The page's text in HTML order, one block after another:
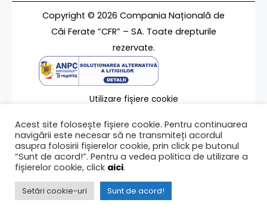
Copyright © 2026 Compania Națională de
Căi Ferate ”CFR” – SA. Toate drepturile
rezervate.
Utilizare fișiere cookie
Contact
Ultima modificare a paginii 03/07/2024
Acest site folosește fișiere cookie. Pentru continuarea
navigării este necesar să ne transmiteți acordul
asupra folosirii fișierelor cookie, prin click pe butonul
“Sunt de acord!”. Pentru a vedea politica de utilizare a
fișierelor cookie, click aici.
Setări cookie-uri Sunt de acord!